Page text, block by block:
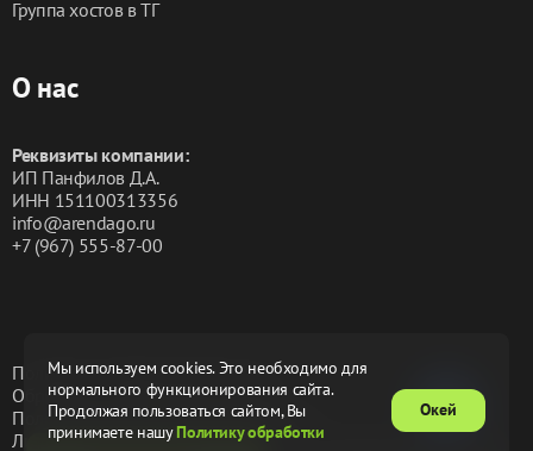
Мы используем cookies. Это необходимо для
нормального функционирования сайта.
Продолжая пользоваться сайтом, Вы
принимаете нашуПолитику обработки
Окей
Группа хостов в ТГ
О нас
Реквизиты компании:
ИП Панфилов Д.А.
ИНН 151100313356
info@arendago.ru
+7 (967) 555-87-00
Политика конфиденциальности
Обработка персональных данных
Пользовательское соглашениеОферта
Лицензионное соглашение